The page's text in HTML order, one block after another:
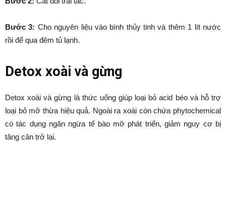
Bước 3: Cho nguyên liệu vào bình thủy tinh và thêm 1 lít nước
rồi để qua đêm tủ lạnh.
Detox xoài và gừng
Detox xoài và gừng là thức uống giúp loại bỏ acid béo và hỗ trợ
loại bỏ mỡ thừa hiệu quả. Ngoài ra xoài còn chứa phytochemical
có tác dụng ngăn ngừa tế bào mỡ phát triển, giảm nguy cơ bị
tăng cân trở lại.